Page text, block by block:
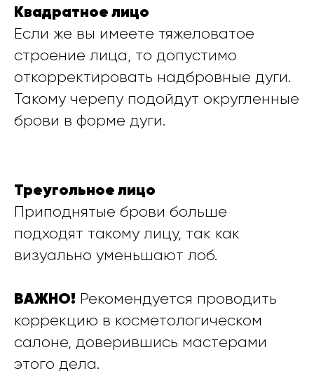
Квадратное лицо
Если же вы имеете тяжеловатое
строение лица, то допустимо
откорректировать надбровные дуги.
Такому черепу подойдут округленные
брови в форме дуги.
Треугольное лицо
Приподнятые брови больше
подходят такому лицу, так как
визуально уменьшают лоб.
ВАЖНО! Рекомендуется проводить
коррекцию в косметологическом
салоне, доверившись мастерами
этого дела.